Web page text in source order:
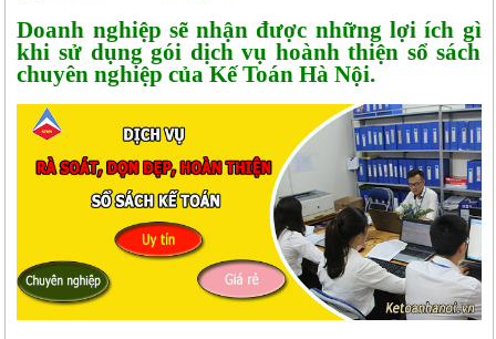
Doanh nghiệp sẽ nhận được những lợi ích gì
khi sử dụng gói dịch vụ hoành thiện sổ sách
chuyên nghiệp của Kế Toán Hà Nội.